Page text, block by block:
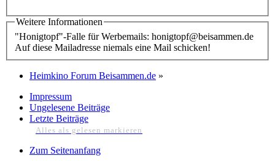
Weitere Informationen
"Honigtopf"-Falle für Werbemails: honigtopf@beisammen.de
Auf diese Mailadresse niemals eine Mail schicken!
Heimkino Forum Beisammen.de »
Impressum
Ungelesene Beiträge
Letzte Beiträge
Alles als gelesen markieren
Zum Seitenanfang